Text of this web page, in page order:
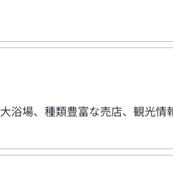
場、種類豊富な売店、観光